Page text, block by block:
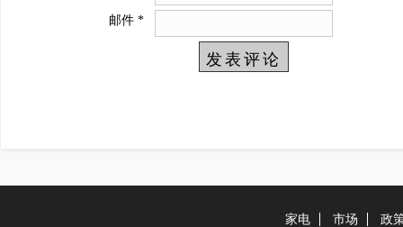
邮件 *
家电 市场 政